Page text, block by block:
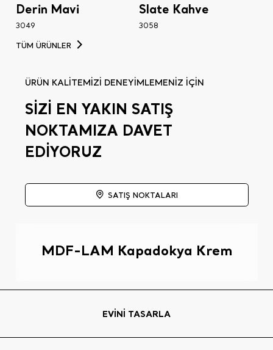
Derin Mavi
3049
Slate Kahve
3058
TÜM ÜRÜNLER
ÜRÜN KALİTEMİZİ DENEYİMLEMENİZ İÇİN
SİZİ EN YAKIN SATIŞ
NOKTAMIZA DAVET
EDİYORUZ
SATIŞ NOKTALARI
MDF-LAM Kapadokya Krem
EVİNİ TASARLA